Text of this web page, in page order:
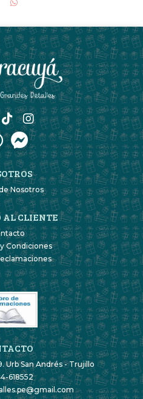
Nosotros
AL CLIENTE
Condiciones
Urb San Andrés - Trujillo
618552